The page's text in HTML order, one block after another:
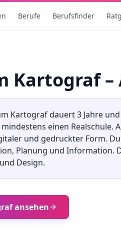
Berufe Berufsfinder
Kartograf–
Kartografdauert3 Jahre
einen Realschule.
und gedruckter Form.
Planung und Information.
Design.
ansehen